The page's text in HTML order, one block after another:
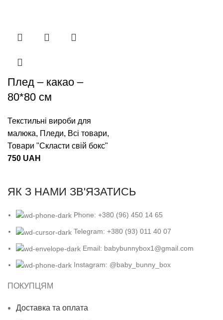
Плед – какао –
80*80 см
Текстильні вироби для
малюка, Пледи, Всі товари,
Товари "Cкласти свій бокс"
750 UAH
ЯК З НАМИ ЗВ'ЯЗАТИСЬ
Phone: +380 (96) 450 14 65
Telegram: +380 (93) 011 40 07
Email: babybunnybox1@gmail.com
Instagram: @baby_bunny_box
ПОКУПЦЯМ
Доставка та оплата